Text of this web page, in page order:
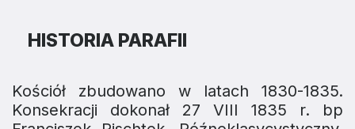
HISTORIA PARAFII
Kościół zbudowano w latach 1830-1835.
Konsekracji dokonał 27 VIII 1835 r. bp